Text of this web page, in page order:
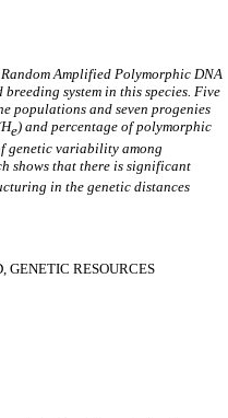
Amplified Polymorphic DNA
system in this species. Five
populations and seven progenies
e) and percentage of polymorphic
genetic variability among
shows that there is significant
in the genetic distances
GENETIC RESOURCES